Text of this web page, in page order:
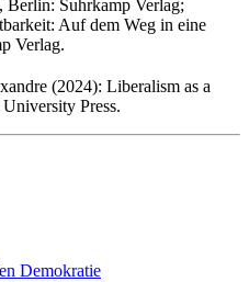
Berlin: Suhrkamp Verlag;
Auf dem Weg in eine
Verlag.
(2024): Liberalism as a
Press.
Demokratie